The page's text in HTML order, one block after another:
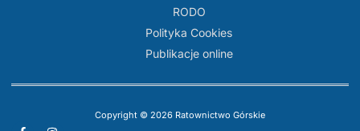
RODO
Polityka Cookies
Publikacje online
Copyright © 2026 Ratownictwo Górskie